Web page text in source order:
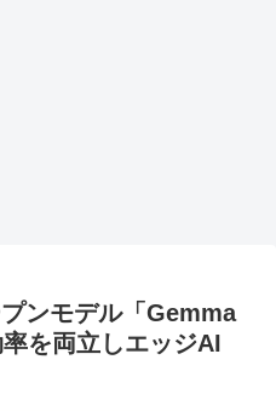
ンモデル「Gemma
を両立しエッジAI